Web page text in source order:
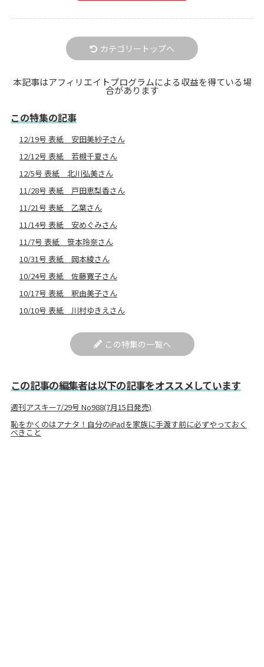
カテゴリートップへ
本記事はアフィリエイトプログラムによる収益を得ている場
合があります
この特集の記事
12/19号 表紙 安田美紗子さん
12/12号 表紙 若槻千夏さん
12/5号 表紙 北川弘美さん
11/28号 表紙 戸田恵梨香さん
11/21号 表紙 乙葉さん
11/14号 表紙 安めぐみさん
11/7号 表紙 笹本玲奈さん
10/31号 表紙 岡本綾さん
10/24号 表紙 佐藤寛子さん
10/17号 表紙 釈由美子さん
10/10号 表紙 川村ゆきえさん
この特集の一覧へ
この記事の編集者は以下の記事をオススメしています
週刊アスキー7/29号 No988(7月15日発売)
恥をかくのはアナタ！自分のiPadを家族に手渡す前に必ずやっておく
べきこと